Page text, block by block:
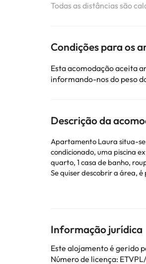
Todas as distâncias são
Condições para os
Esta acomodação aceita
informando-nos do peso
Descrição da
Apartamento Laura situa-se
condicionado, uma piscina
quarto, 1 casa de banho,
Se quiser descobrir a área, é
S'Albufera de Mallorca fica
Alguns dos serviços
Informação jurídica
Este alojamento é gerido
Número de licença: